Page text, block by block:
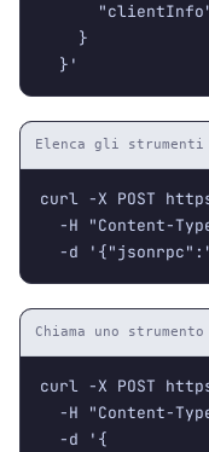
    }
  }'
Elenca gli strumenti
curl -X POST
-H "Content-
-d
Chiama uno strumento
curl -X POST
-H "Content-
  -d '{